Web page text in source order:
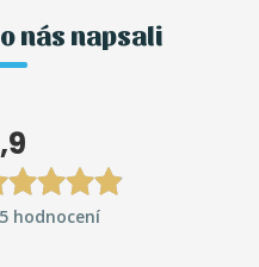
nás napsali
hodnocení